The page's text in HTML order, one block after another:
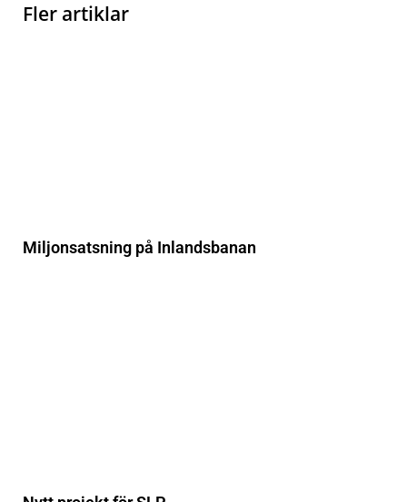
Fler artiklar
Miljonsatsning på Inlandsbanan